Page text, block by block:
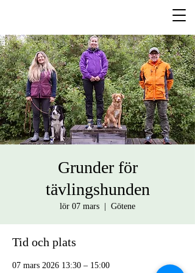
Grunder för
tävlingshunden
lör 07 mars Götene
Tid och plats
07 mars 2026 13:30 – 15:00